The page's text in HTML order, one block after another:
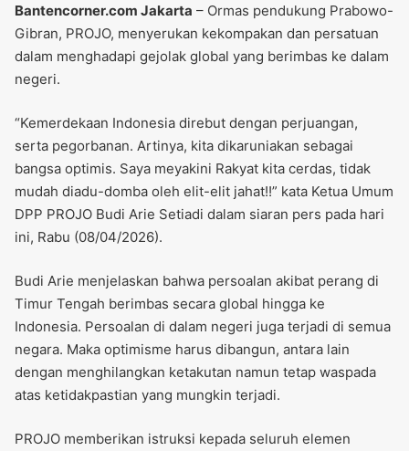
Bantencorner.com Jakarta – Ormas pendukung Prabowo-
Gibran, PROJO, menyerukan kekompakan dan persatuan
dalam menghadapi gejolak global yang berimbas ke dalam
negeri.
“Kemerdekaan Indonesia direbut dengan perjuangan,
serta pegorbanan. Artinya, kita dikaruniakan sebagai
bangsa optimis. Saya meyakini Rakyat kita cerdas, tidak
mudah diadu-domba oleh elit-elit jahat!!” kata Ketua Umum
DPP PROJO Budi Arie Setiadi dalam siaran pers pada hari
ini, Rabu (08/04/2026).
Budi Arie menjelaskan bahwa persoalan akibat perang di
Timur Tengah berimbas secara global hingga ke
Indonesia. Persoalan di dalam negeri juga terjadi di semua
negara. Maka optimisme harus dibangun, antara lain
dengan menghilangkan ketakutan namun tetap waspada
atas ketidakpastian yang mungkin terjadi.
PROJO memberikan istruksi kepada seluruh elemen